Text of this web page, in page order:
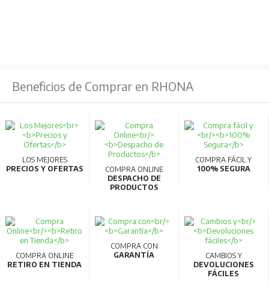
características: COVISA – CHILE, NOTOX XCS (RZ1),
Aplicaciones
En lugares donde hay gran afluencia de público, tales
como hospitales, aeropuertos, ferrocarriles, minas
Beneficios de Comprar en RHONA
LOS MEJORES
PRECIOS Y OFERTAS
COMPRA ONLINE
DESPACHO DE
PRODUCTOS
COMPRA FÁCIL Y
100% SEGURA
COMPRA ONLINE
RETIRO EN TIENDA
COMPRA CON
GARANTÍA
CAMBIOS Y
DEVOLUCIONES
FÁCILES